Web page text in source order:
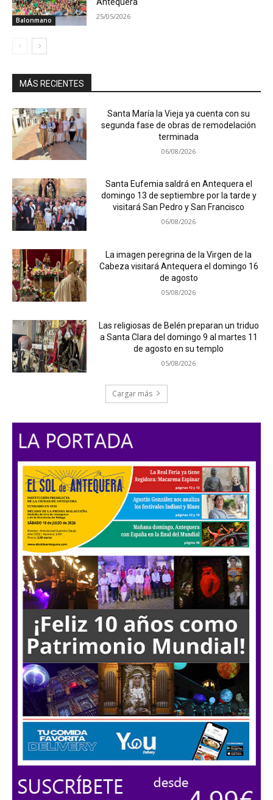
Balonmano 25/05/2026
MÁS RECIENTES
Santa María la Vieja ya cuenta con su
segunda fase de obras de remodelación
terminada
06/08/2026
Santa Eufemia saldrá en Antequera el
domingo 13 de septiembre por la tarde y
visitará San Pedro y San Francisco
06/08/2026
La imagen peregrina de la Virgen de la
Cabeza visitará Antequera el domingo 16
de agosto
05/08/2026
Las religiosas de Belén preparan un triduo
a Santa Clara del domingo 9 al martes 11
de agosto en su templo
05/08/2026
Cargar más